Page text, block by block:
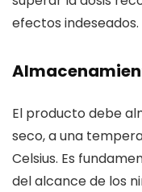
efectos indeseados.
El producto debe
seco, a una
Celsius. Es
del alcance de los